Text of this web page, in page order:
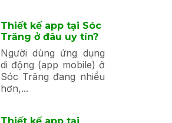
Thiết kế app tại Sóc
Trăng ở đâu uy tín?
Người dùng ứng dụng
di động (app mobile) ở
Sóc Trăng đang nhiều
hơn,...
Thiết kế app tại